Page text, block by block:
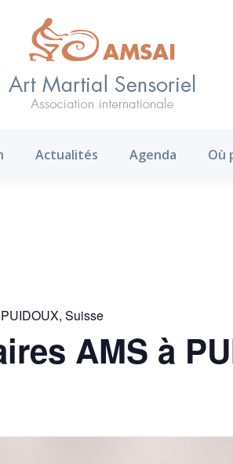
Actualités Agenda Où
Suisse
AMS à
association